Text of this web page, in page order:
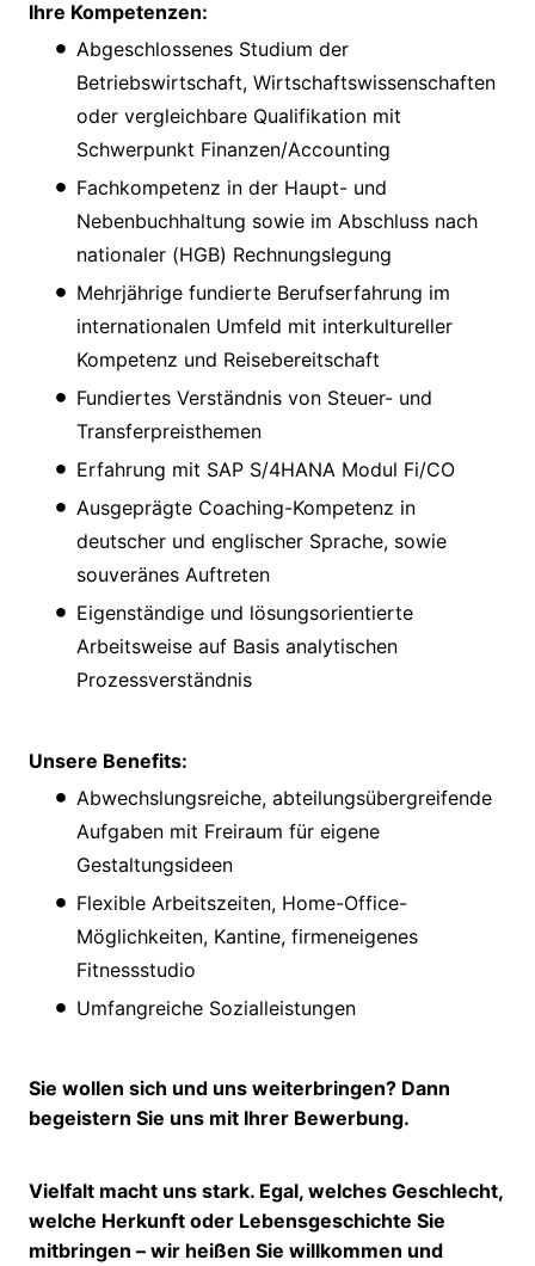
Ihre Kompetenzen:
Abgeschlossenes Studium der
Betriebswirtschaft, Wirtschaftswissenschaften
oder vergleichbare Qualifikation mit
Schwerpunkt Finanzen/Accounting
Fachkompetenz in der Haupt- und
Nebenbuchhaltung sowie im Abschluss nach
nationaler (HGB) Rechnungslegung
Mehrjährige fundierte Berufserfahrung im
internationalen Umfeld mit interkultureller
Kompetenz und Reisebereitschaft
Fundiertes Verständnis von Steuer- und
Transferpreisthemen
Erfahrung mit SAP S/4HANA Modul Fi/CO
Ausgeprägte Coaching-Kompetenz in
deutscher und englischer Sprache, sowie
souveränes Auftreten
Eigenständige und lösungsorientierte
Arbeitsweise auf Basis analytischen
Prozessverständnis
Unsere Benefits:
Abwechslungsreiche, abteilungsübergreifende
Aufgaben mit Freiraum für eigene
Gestaltungsideen
Flexible Arbeitszeiten, Home-Office-
Möglichkeiten, Kantine, firmeneigenes
Fitnessstudio
Umfangreiche Sozialleistungen
Sie wollen sich und uns weiterbringen? Dann
begeistern Sie uns mit Ihrer Bewerbung.
Vielfalt macht uns stark. Egal, welches Geschlecht,
welche Herkunft oder Lebensgeschichte Sie
mitbringen – wir heißen Sie willkommen und